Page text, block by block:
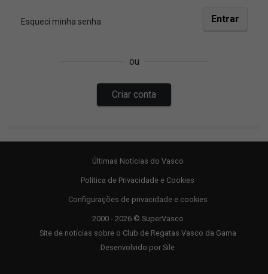
Últimas Notícias do Vasco
Política de Privacidade e Cookies
Configurações de privacidade e cookies
2000 - 2026 © SuperVasco
Site de notícias sobre o Club de Regatas Vasco da Gama
Desenvolvido por Sile